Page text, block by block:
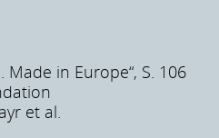
Made in Europe“, S. 106
et al.